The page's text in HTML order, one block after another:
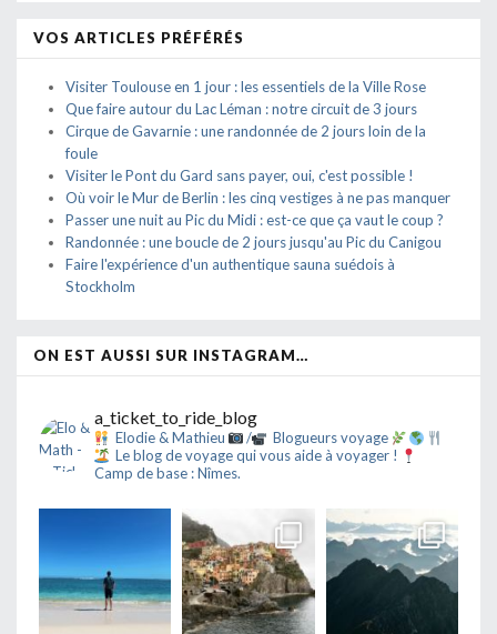
VOS ARTICLES PRÉFÉRÉS
Visiter Toulouse en 1 jour : les essentiels de la Ville Rose
Que faire autour du Lac Léman : notre circuit de 3 jours
Cirque de Gavarnie : une randonnée de 2 jours loin de la
foule
Visiter le Pont du Gard sans payer, oui, c'est possible !
Où voir le Mur de Berlin : les cinq vestiges à ne pas manquer
Passer une nuit au Pic du Midi : est-ce que ça vaut le coup ?
Randonnée : une boucle de 2 jours jusqu'au Pic du Canigou
Faire l'expérience d'un authentique sauna suédois à
Stockholm
ON EST AUSSI SUR INSTAGRAM…
a_ticket_to_ride_blog
Elodie & Mathieu /
Blogueurs voyage
Le blog de voyage qui vous aide à voyager !
Camp de base : Nîmes.